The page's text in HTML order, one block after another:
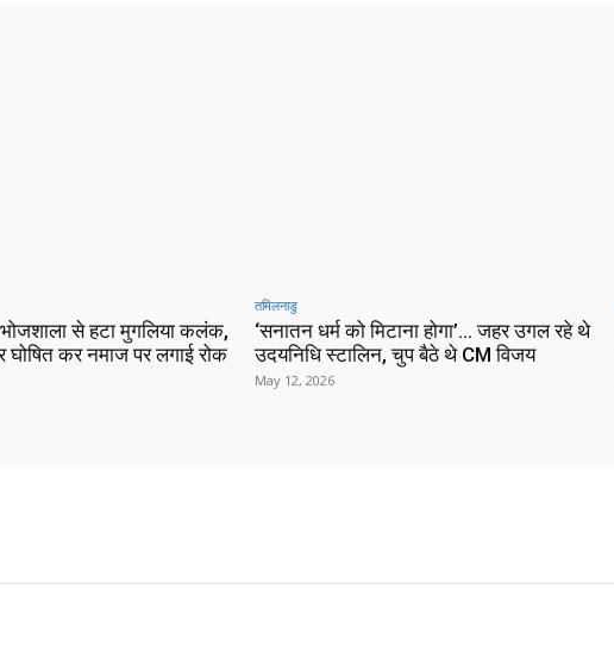
से हटा मुगलिया कलंक,
घोषित कर नमाज पर लगाई रोक
तमिलनाडु
‘सनातन धर्म को मिटाना होगा’… जहर उगल रहे थे
उदयनिधि स्टालिन, चुप बैठे थे CM विजय
May 12, 2026